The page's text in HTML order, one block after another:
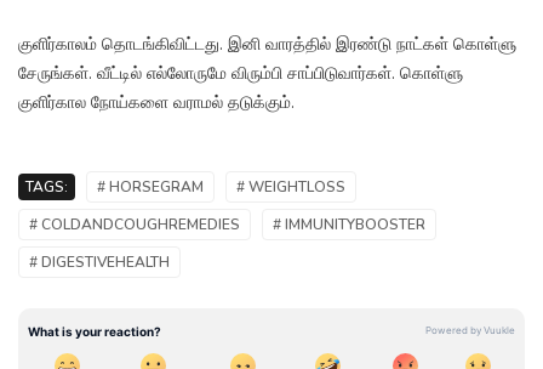
குளிர்காலம் தொடங்கிவிட்டது. இனி வாரத்தில் இரண்டு நாட்கள் கொள்ளு
சேருங்கள். வீட்டில் எல்லோருமே விரும்பி சாப்பிடுவார்கள். கொள்ளு
குளிர்கால நோய்களை வராமல் தடுக்கும்.
TAGS: # HORSEGRAM
# WEIGHTLOSS
# COLDANDCOUGHREMEDIES
# IMMUNITYBOOSTER
# DIGESTIVEHEALTH